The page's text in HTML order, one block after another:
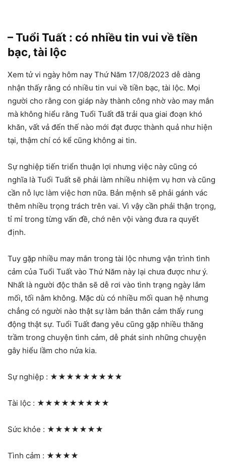
– Tuổi Tuất : có nhiều tin vui về tiền
bạc, tài lộc
Xem tử vi ngày hôm nay Thứ Năm 17/08/2023 dễ dàng
nhận thấy rằng có nhiều tin vui về tiền bạc, tài lộc. Mọi
người cho rằng con giáp này thành công nhờ vào may mắn
mà không hiểu rằng Tuổi Tuất đã trải qua giai đoạn khó
khăn, vất vả đến thế nào mới đạt được thành quả như hiện
tại, thậm chí có kể cũng không ai tin.
Sự nghiệp tiến triển thuận lợi nhưng việc này cũng có
nghĩa là Tuổi Tuất sẽ phải làm nhiều nhiệm vụ hơn và cũng
cần nỗ lực làm việc hơn nữa. Bản mệnh sẽ phải gánh vác
thêm nhiều trọng trách trên vai. Vì vậy cần phải thận trọng,
tỉ mỉ trong từng vấn đề, chớ nên vội vàng đưa ra quyết
định.
Tuy gặp nhiều may mắn trong tài lộc nhưng vận trình tình
cảm của Tuổi Tuất vào Thứ Năm này lại chưa được như ý.
Nhất là người độc thân sẽ dễ rơi vào tình trạng ngày lắm
mối, tối nằm không. Mặc dù có nhiều mối quan hệ nhưng
chẳng có người nào thật sự làm bản thân cảm thấy rung
động thật sự. Tuổi Tuất đang yêu cũng gặp nhiều thăng
trầm trong chuyện tình cảm, dễ phát sinh những chuyện
gây hiểu lầm cho nửa kia.
Sự nghiệp : ★★★★★★★★★
Tài lộc : ★★★★★★★★★
Sức khỏe : ★★★★★★★
Tình cảm : ★★★★